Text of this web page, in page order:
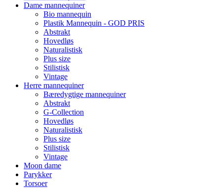
Dame mannequiner
Bio mannequin
Plastik Mannequin - GOD PRIS
Abstrakt
Hovedløs
Naturalistisk
Plus size
Stilistisk
Vintage
Herre mannequiner
Bæredygtige mannequiner
Abstrakt
G-Collection
Hovedløs
Naturalistisk
Plus size
Stilistisk
Vintage
Moon dame
Parykker
Torsoer